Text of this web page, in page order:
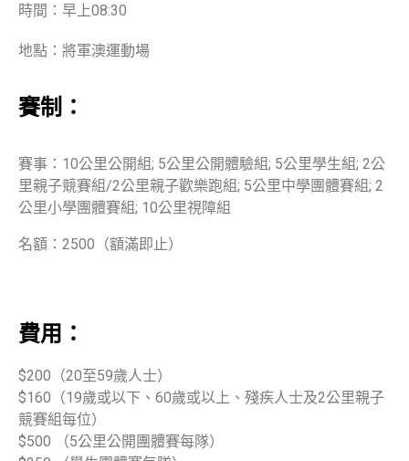
時間：早上08:30
地點：將軍澳運動場
賽制：
賽事：10公里公開組; 5公里公開體驗組; 5公里學生組; 2公
里親子競賽組/2公里親子歡樂跑組; 5公里中學團體賽組; 2
公里小學團體賽組; 10公里視障組
名額：2500（額滿即止）
費用：
$200（20至59歲人士）
$160（19歲或以下、60歲或以上、殘疾人士及2公里親子
競賽組每位）
$500 （5公里公開團體賽每隊）